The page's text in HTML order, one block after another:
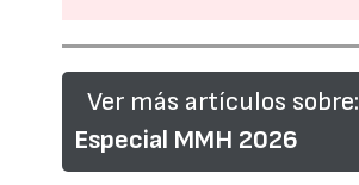
Ver más artículos sobre:
Especial MMH 2026